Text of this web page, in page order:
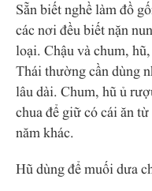
Sẵn biết nghề làm đồ
các nơi đều biết nặn
loại. Chậu và chum,
Thái thường cần dùng
lâu dài. Chum, hũ ủ
chua để giữ có cái ăn
năm khác.
Hũ dùng để muối dưa